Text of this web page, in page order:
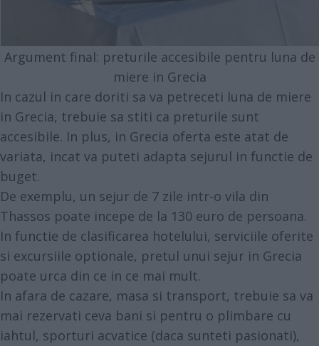
Argument final: preturile accesibile pentru luna de
miere in Grecia
In cazul in care doriti sa va petreceti luna de miere
in Grecia, trebuie sa stiti ca preturile sunt
accesibile. In plus, in Grecia oferta este atat de
variata, incat va puteti adapta sejurul in functie de
buget.
De exemplu, un sejur de 7 zile intr-o vila din
Thassos poate incepe de la 130 euro de persoana.
In functie de clasificarea hotelului, serviciile oferite
si excursiile optionale, pretul unui sejur in Grecia
poate urca din ce in ce mai mult.
In afara de cazare, masa si transport, trebuie sa va
mai rezervati ceva bani si pentru o plimbare cu
iahtul, sporturi acvatice (daca sunteti pasionati),